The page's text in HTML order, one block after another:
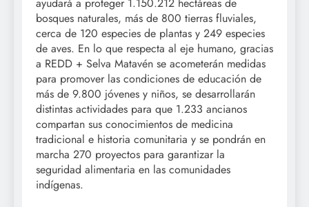
bosques naturales, más de 800 tierras fluviales,
cerca de 120 especies de plantas y 249 especies
de aves. En lo que respecta al eje humano, gracias
a REDD + Selva Matavén se acometerán medidas
para promover las condiciones de educación de
más de 9.800 jóvenes y niños, se desarrollarán
distintas actividades para que 1.233 ancianos
compartan sus conocimientos de medicina
tradicional e historia comunitaria y se pondrán en
marcha 270 proyectos para garantizar la
seguridad alimentaria en las comunidades
indígenas.